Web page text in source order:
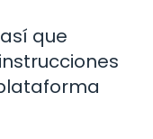
que